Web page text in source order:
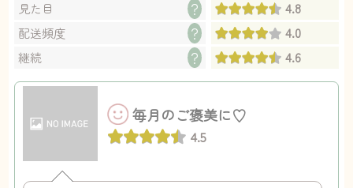
見た目 ？ 4.8
配送頻度 ？ 4.0
継続 ？ 4.6
毎月のご褒美に♡
4.5